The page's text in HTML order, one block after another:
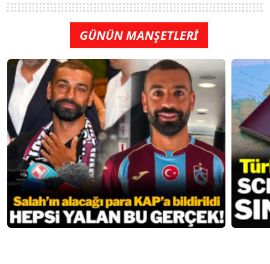
GÜNÜN MANŞETLERİ